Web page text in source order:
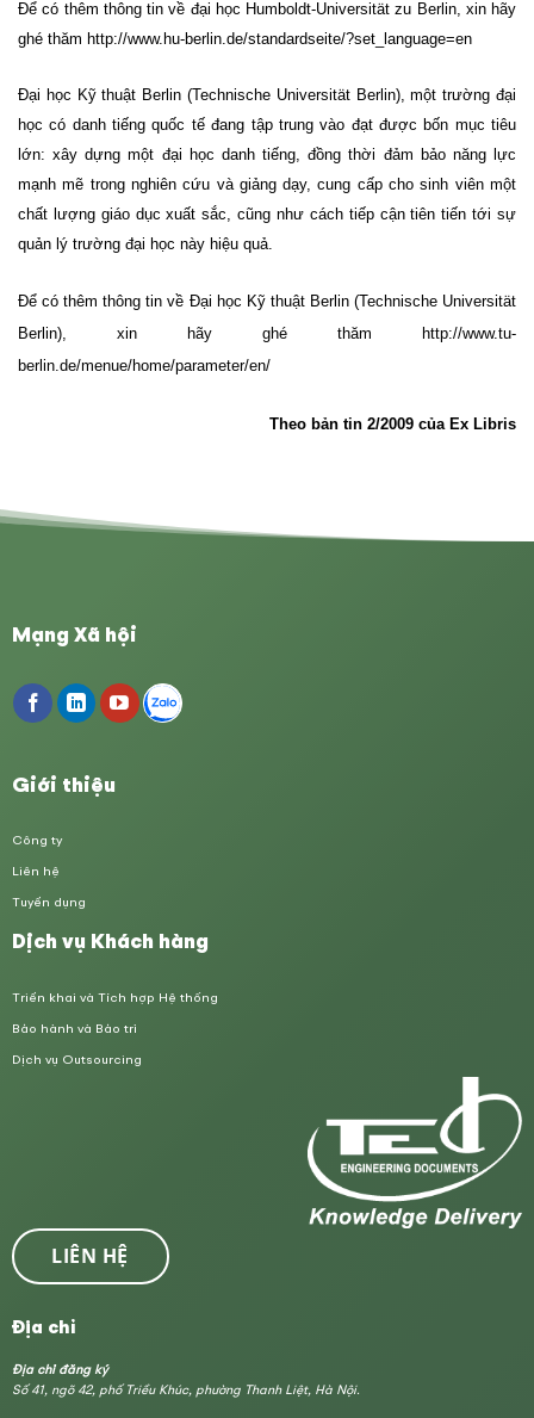
Để có thêm thông tin về đại học Humboldt-Universität zu Berlin, xin hãy
ghé thăm http://www.hu-berlin.de/standardseite/?set_language=en
Đại học Kỹ thuật Berlin (Technische Universität Berlin), một trường đại
học có danh tiếng quốc tế đang tập trung vào đạt được bốn mục tiêu
lớn: xây dựng một đại học danh tiếng, đồng thời đảm bảo năng lực
mạnh mẽ trong nghiên cứu và giảng dạy, cung cấp cho sinh viên một
chất lượng giáo dục xuất sắc, cũng như cách tiếp cận tiên tiến tới sự
quản lý trường đại học này hiệu quả.
Để có thêm thông tin về Đại học Kỹ thuật Berlin(Technische Universität
Berlin), xin hãy ghé thăm
http://www.tu-
berlin.de/menue/home/parameter/en/
Theo bản tin 2/2009 của Ex Libris
Mạng Xã hội
Giới thiệu
Công ty
Liên hệ
Tuyển dụng
Dịch vụ Khách hàng
Triển khai và Tích hợp Hệ thống
Bảo hành và Bảo trì
Dịch vụ Outsourcing
LIÊN HỆ
Địa chỉ
Địa chỉ đăng ký
Số 41, ngõ 42, phố Triều Khúc, phường Thanh Liệt, Hà Nội.